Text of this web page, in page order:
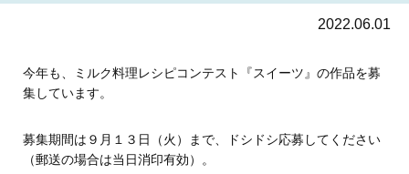
2022.06.01
今年も、ミルク料理レシピコンテスト『スイーツ』の作品を募
集しています。
募集期間は９月１３日（火）まで、ドシドシ応募してください
（郵送の場合は当日消印有効）。